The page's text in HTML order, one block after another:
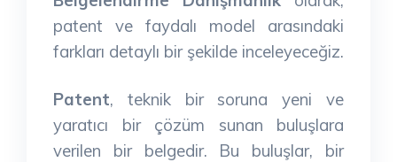
patent ve faydalı model arasındaki
farkları detaylı bir şekilde inceleyeceğiz.
Patent, teknik bir soruna yeni ve
yaratıcı bir çözüm sunan buluşlara
verilen bir belgedir. Bu buluşlar, bir